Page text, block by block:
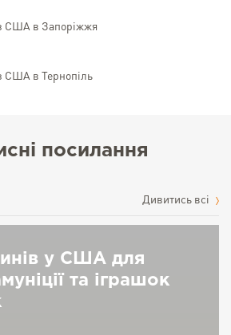
США в Запоріжжя
США в Тернопіль
посилання
Дивитись всі
у США для
та іграшок